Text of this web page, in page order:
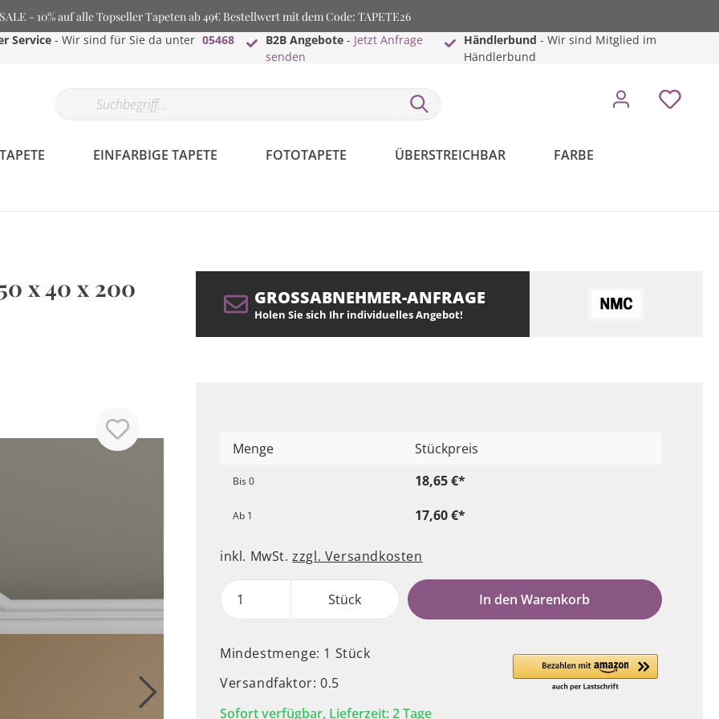
- 10% auf alle Topseller Tapeten ab 49€ Bestellwert mit dem Code: TAPETE26
Service - Wir sind für Sie da unter 05468
B2B Angebote- Jetzt Anfrage
senden
Händlerbund - Wir sind Mitglied im
Händlerbund
EINFARBIGE TAPETE FOTOTAPETE ÜBERSTREICHBAR FARBE
x 40 x 200
GROSSABNEHMER-ANFRAGE
Holen Sie sich Ihr individuelles Angebot!
Menge Stückpreis
Bis0 18,65 €*
Ab 1 17,60 €*
inkl. MwSt.zzgl. Versandkosten
Stück In den Warenkorb
Mindestmenge: 1 Stück
Versandfaktor: 0.5
Sofort verfügbar, Lieferzeit: 2 Tage